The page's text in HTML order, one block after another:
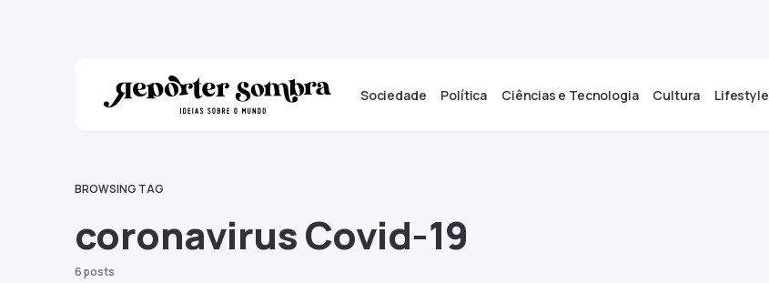
Sociedade Política Ciências e Tecnologia Cultura Lifestyle
BROWSING TAG
coronavirus Covid-19
6 posts